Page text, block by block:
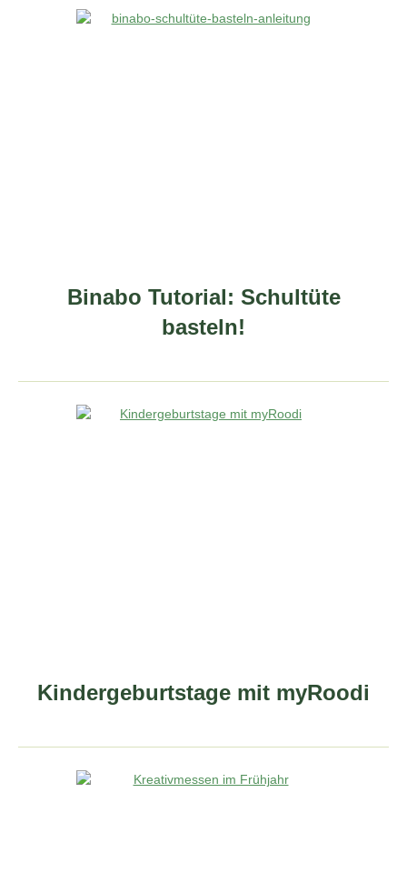
Binabo Tutorial: Schultüte
basteln!
Kindergeburtstage mit myRoodi